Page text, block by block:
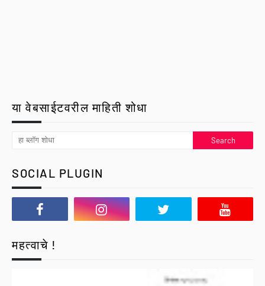
या वेबसाईटवरील माहिती शोधा
SOCIAL PLUGIN
महत्वाचे !